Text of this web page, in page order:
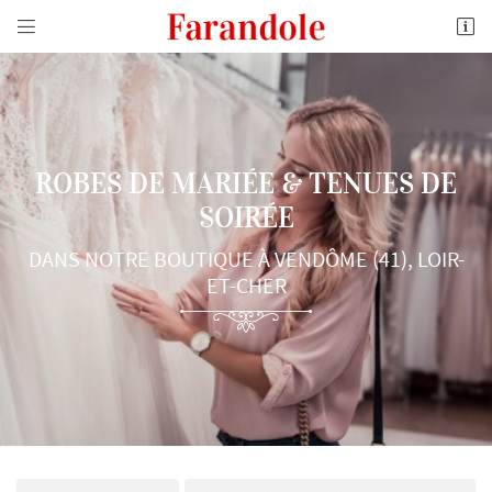
 
10 Boulevard de l'Industrie
41100 Vendôme
02 54 77 21 02
Adresse email de réception
En cochant cette case, vous consentez à recevoir nos propositions commerciales à l'adresse
email indiqué ci-dessus. Vous pouvez vous désinscrire à tout moment en utilisant le
formulaire de désinscription
ROBES DE MARIÉE & TENUES DE
SOIRÉE
DANS NOTRE BOUTIQUE À VENDÔME (41), LOIR-
ET-CHER